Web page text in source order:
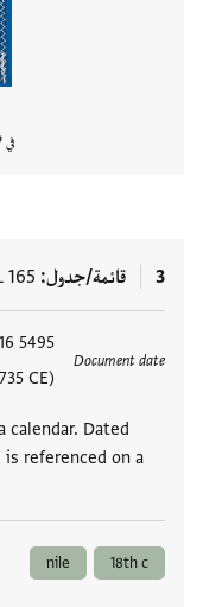
في PGP منذ
3 قائمة/جدول 165
Document date
CE)
calendar. Dated
is referenced on a
18th c
nile